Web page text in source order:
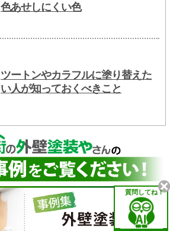
色あせしにくい色
ツートンやカラフルに塗り替えた
い人が知っておくべきこと
質問してね！